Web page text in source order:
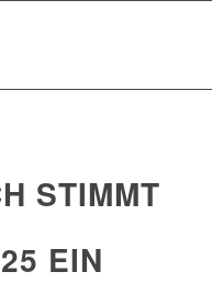
STIMMT
EIN